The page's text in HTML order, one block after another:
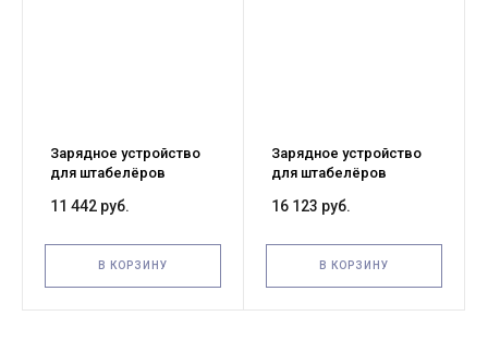
Зарядное устройство
для штабелёров
24V/10A (Charger)
11 442 руб.
В КОРЗИНУ
Зарядное устройство
для штабелёров
(Charger)
16 123 руб.
В КОРЗИНУ